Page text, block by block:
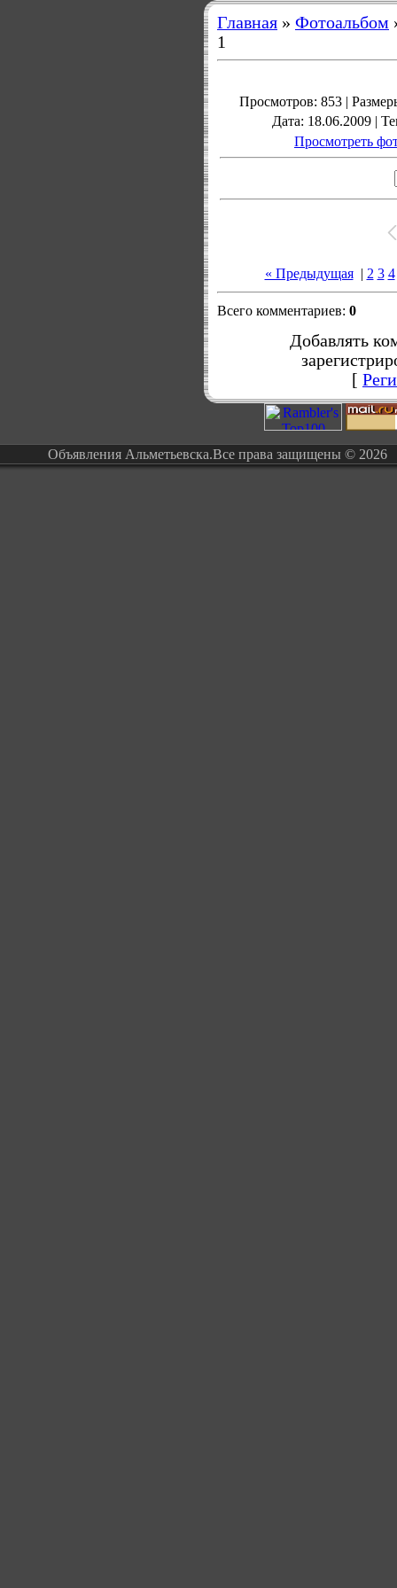
Главная » Фотоальбом
1
Просмотров: 853 |
Дата: 18.06.2009 |
Просмотреть
« Предыдущая| 2 3 4
Всего комментариев: 0
Добавлять
[
Объявления Альметьевска.Все права защищены © 2026